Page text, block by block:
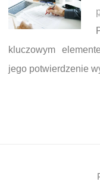
kluczowym
jego potwierdzenie